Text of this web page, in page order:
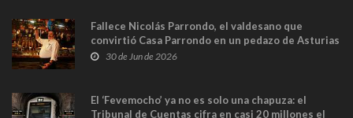
Fallece Nicolás Parrondo, el valdesano que
convirtió Casa Parrondo en un pedazo de Asturias
en Madrid
30 de Jun de 2026
El ‘Fevemocho’ ya no es solo una chapuza: el
Tribunal de Cuentas cifra en casi 20 millones el